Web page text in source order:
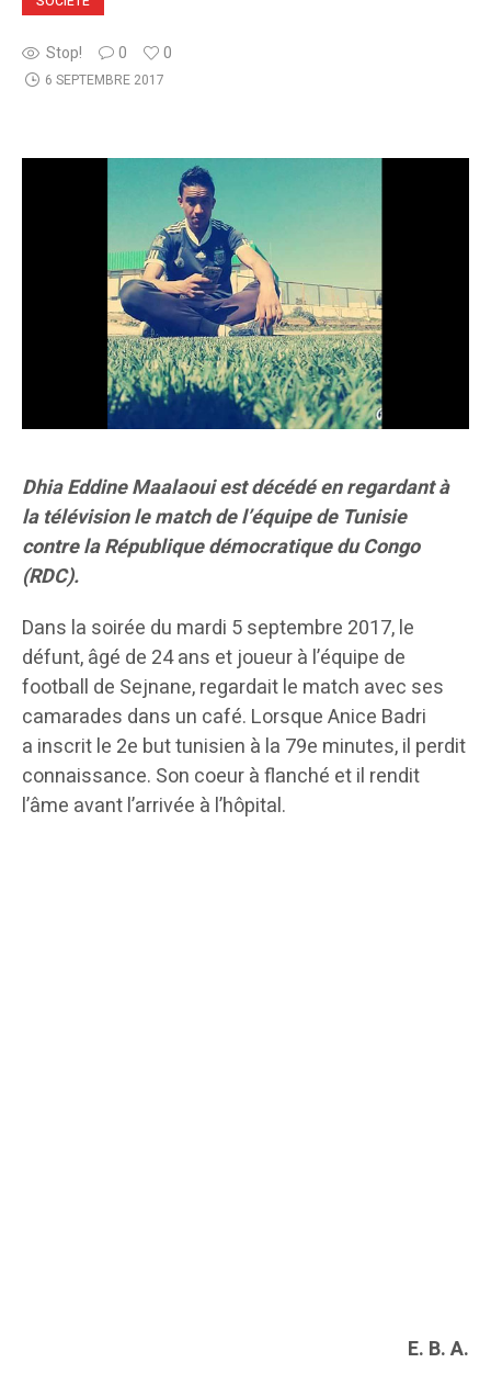
Stop! 0 0
6 SEPTEMBRE 2017
Dhia Eddine Maalaoui est décédé en regardant à
la télévision le match de l’équipe de Tunisie
contre la République démocratique du Congo
(RDC).
Dans la soirée du mardi 5 septembre 2017, le
défunt, âgé de 24 ans et joueur à l’équipe de
football de Sejnane, regardait le match avec ses
camarades dans un café. Lorsque Anice Badri
a inscrit le 2e but tunisien à la 79e minutes, il perdit
connaissance. Son coeur à flanché et il rendit
l’âme avant l’arrivée à l’hôpital.
E. B. A.